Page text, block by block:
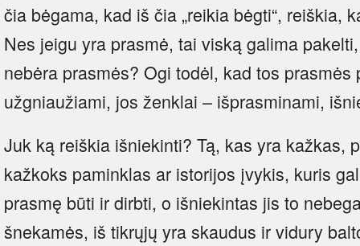
čia bėgama, kad iš čia „reikia bėgti“, reiškia,
Nes jeigu yra prasmė, tai viską galima
nebėra prasmės? Ogi todėl, kad tos
užgniaužiami, jos ženklai – išprasminami,
Juk ką reiškia išniekinti? Tą, kas yra kažkas,
kažkoks paminklas ar istorijos įvykis, kuris
prasmę būti ir dirbti, o išniekintas jis to
šnekamės, iš tikrųjų yra skaudus ir vidury